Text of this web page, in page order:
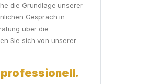
die Grundlage unserer
Gespräch in
über die
Sie sich von unserer
professionell.